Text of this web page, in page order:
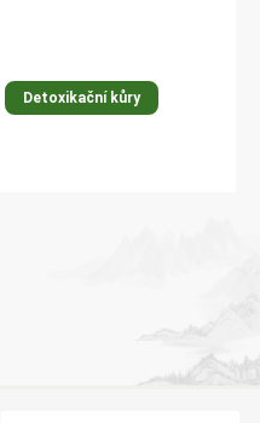
Detoxikační kůry